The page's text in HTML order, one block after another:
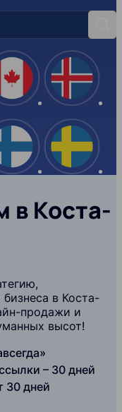
Канада
Финляндия
в Коста-
в Коста-
продажи и
высот!
– 30 дней
30 дней